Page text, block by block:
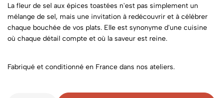
La fleur de sel aux épices toastées n'est pas simplement un
mélange de sel, mais une invitation à redécouvrir et à célébrer
chaque bouchée de vos plats. Elle est synonyme d'une cuisine
où chaque détail compte et où la saveur est reine.
Fabriqué et conditionné en France dans nos ateliers.